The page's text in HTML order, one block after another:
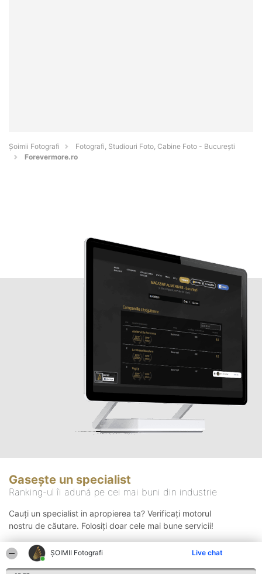
ȘOIMII Fotografi Live chat
Șoimii Fotografi
Fotografi, Studiouri Foto, Cabine Foto - Bucureşti
Forevermore.ro
Gasește un specialist
Ranking-ul îi adună pe cei mai buni din industrie
Cauți un specialist in apropierea ta? Verificați motorul
nostru de căutare. Folosiți doar cele mai bune servicii!